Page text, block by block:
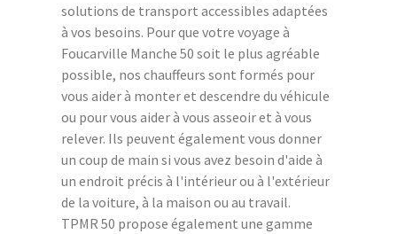
solutions de transport accessibles adaptées
à vos besoins. Pour que votre voyage à
Foucarville Manche 50 soit le plus agréable
possible, nos chauffeurs sont formés pour
vous aider à monter et descendre du véhicule
ou pour vous aider à vous asseoir et à vous
relever. Ils peuvent également vous donner
un coup de main si vous avez besoin d'aide à
un endroit précis à l'intérieur ou à l'extérieur
de la voiture, à la maison ou au travail.
TPMR 50 propose également une gamme